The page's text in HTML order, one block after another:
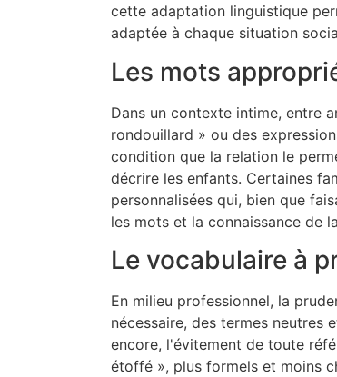
cette adaptation linguistique
adaptée à chaque situation
Les mots
Dans un contexte intime, entre
rondouillard » ou des
condition que la relation le
décrire les enfants. Certaines
personnalisées qui, bien que
les mots et la connaissance de
Le vocabulaire à
En milieu professionnel, la
nécessaire, des termes neutres
encore, l'évitement de toute
étoffé », plus formels et moins